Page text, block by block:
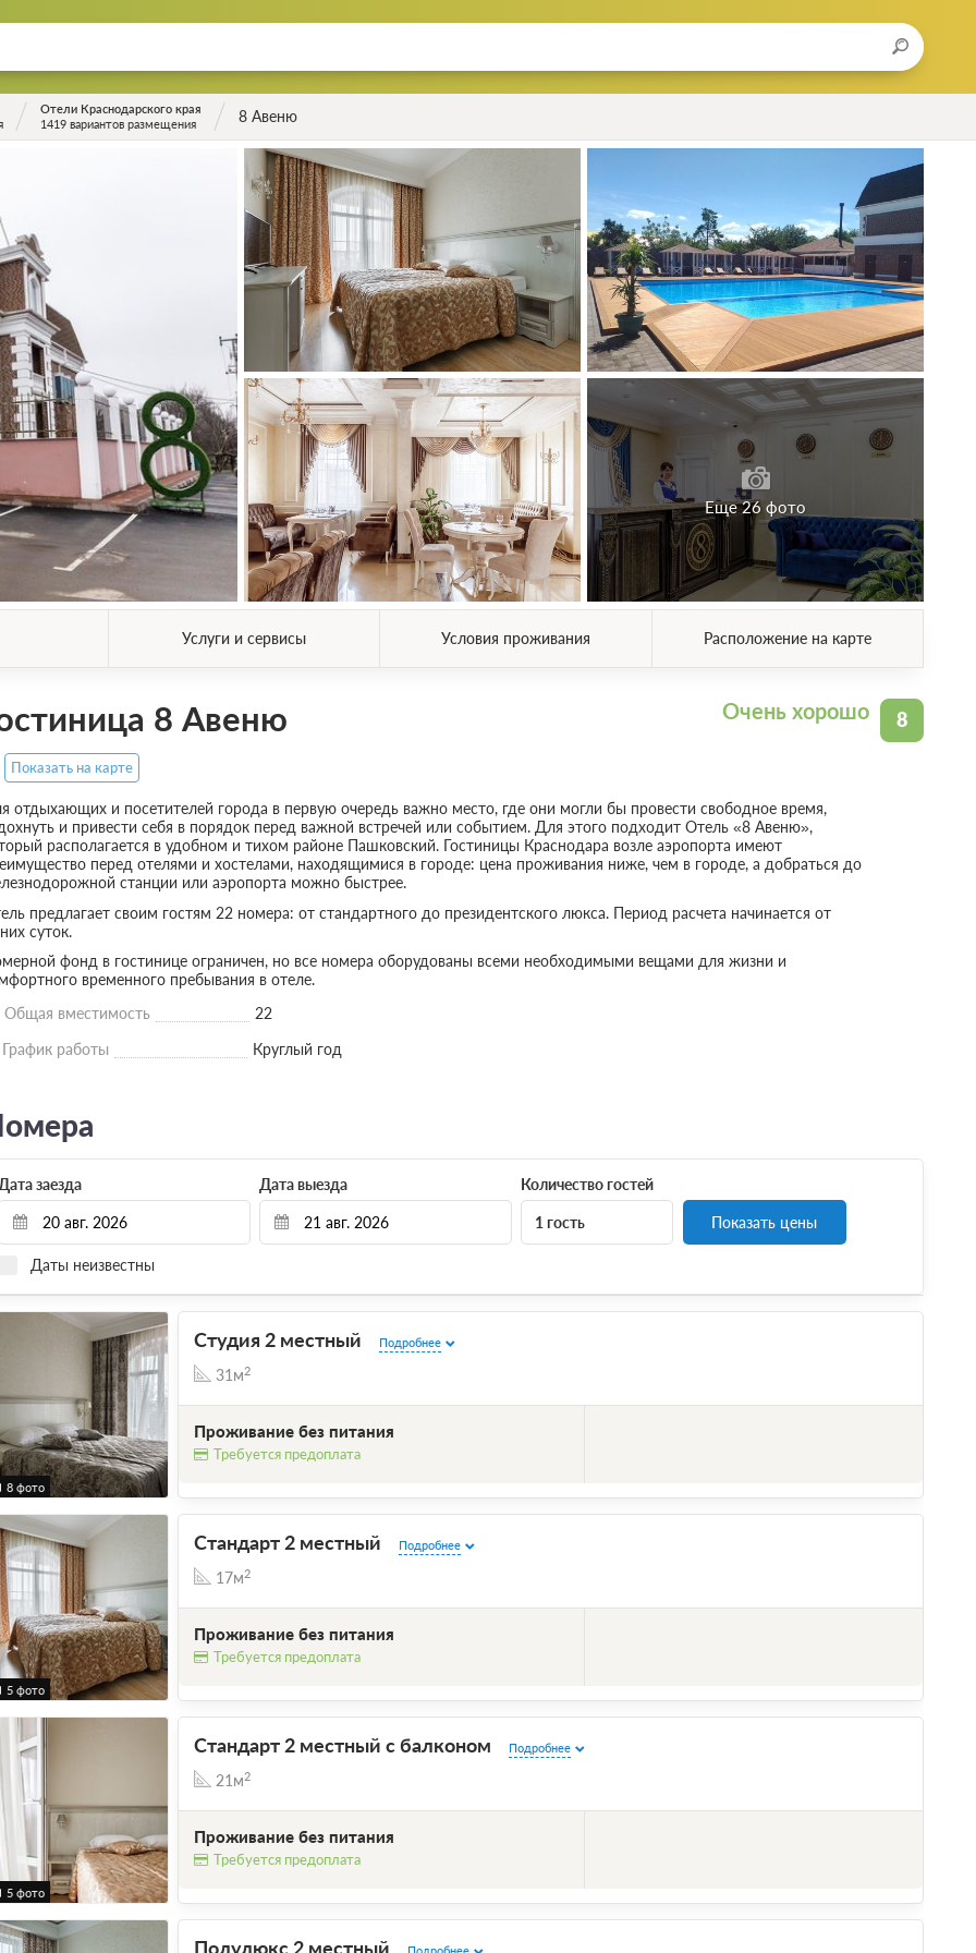
Отели Краснодарского края
1419 вариантов размещения
8 Авеню
Еще 26 фото
Услуги и сервисы Условия проживания Расположение на карте
8
Очень хорошо
8 Авеню
Показать на карте
отдыхающих и посетителей города в первую очередь важно место, где они могли бы провести свободное время,
и привести себя в порядок перед важной встречей или событием. Для этого подходит Отель «8 Авеню»,
располагается в удобном и тихом районе Пашковский. Гостиницы Краснодара возле аэропорта имеют
перед отелями и хостелами, находящимися в городе: цена проживания ниже, чем в городе, а добраться до
станции или аэропорта можно быстрее.
предлагает своим гостям 22 номера: от стандартного до президентского люкса. Период расчета начинается от
суток.
фонд в гостинице ограничен, но все номера оборудованы всеми необходимыми вещами для жизни и
временного пребывания в отеле.
Общая вместимость
22
График работы
Круглый год
заезда Дата выезда
Даты неизвестны
Количество гостей
1 гость Показать цены
8 фото
Студия 2 местный Подробнее
31м2
Проживание без питания
Требуется предоплата
5 фото
Стандарт 2 местный Подробнее
17м2
Проживание без питания
Требуется предоплата
5 фото
Стандарт 2 местный с балконом Подробнее
21м2
Проживание без питания
Требуется предоплата
Полулюкс 2 местный